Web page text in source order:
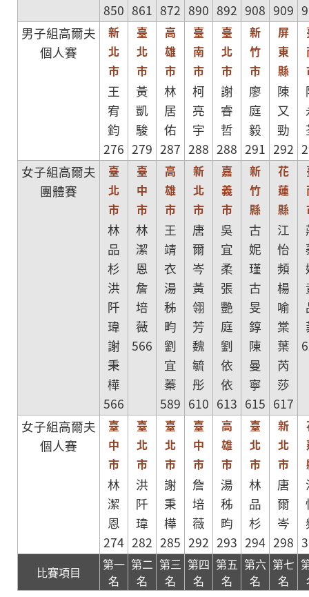
850 861 872 890 892 908 909
男子組高爾夫
個人賽
新
北
市
王
宥
鈞
276
臺
北
市
黃
凱
駿
279
高
雄
市
林
居
佑
287
臺
南
市
柯
亮
宇
288
臺
北
市
謝
睿
哲
288
新
竹
市
廖
庭
毅
291
屏
東
縣
陳
又
勁
292
女子組高爾夫
團體賽
臺
北
市
林
品
杉
洪
阡
瑋
謝
秉
樺
566
臺
中
市
林
潔
恩
詹
培
薇
566
高
雄
市
王
靖
衣
湯
秭
畇
劉
宜
蓁
589
新
北
市
唐
爾
岑
黃
翎
芳
魏
毓
彤
610
嘉
義
市
吳
宜
柔
張
艷
庭
劉
依
依
613
新
竹
縣
古
妮
瑾
古
旻
錞
陳
曼
寧
615
花
蓮
縣
江
怡
頻
楊
喻
棠
葉
芮
莎
617
女子組高爾夫
個人賽
臺
中
市
林
潔
恩
274
臺
北
市
洪
阡
瑋
282
臺
北
市
謝
秉
樺
285
臺
中
市
詹
培
薇
292
高
雄
市
湯
秭
畇
293
臺
北
市
林
品
杉
294
新
北
市
唐
爾
岑
298
比賽項目
第一
名
第二
名
第三
名
第四
名
第五
名
第六
名
第七
名